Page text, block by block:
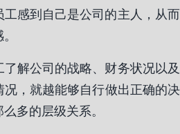
感到自己是公司的主人，从而
解公司的战略、财务状况以及
况，就越能够自行做出正确的决
多的层级关系。